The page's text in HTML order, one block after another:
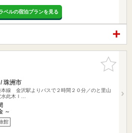
ベルの宿泊プランを見る
お気に入
りに追加
珠洲市
本線 金沢駅よりバスで２時間２０分／のと里山
此木Ｉ…
～
館